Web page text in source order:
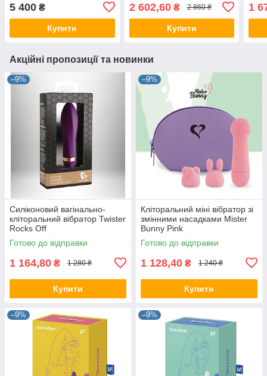
5 400 ₴
Купити
2 602,60₴ 2 860 ₴
Купити
1
Акційні пропозиції та новинки
–9%
Силіконовий вагінально-
кліторальний вібратор Twister
Rocks Off
Готово до відправки
1 164,80 ₴ 1 280 ₴
Купити
–9%
Кліторальний міні вібратор зі
змінними насадками Mister
Bunny Pink
Готово до відправки
1 128,40 ₴ 1 240 ₴
Купити
–9% –9%